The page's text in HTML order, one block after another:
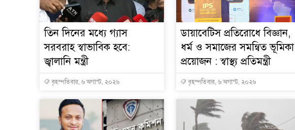
তিন দিনের মধ্যে গ্যাস
সরবরাহ স্বাভাবিক হবে:
জ্বালানি মন্ত্রী
বৃহস্পতিবার, ৬ অগাস্ট, ২০২৬
ডায়াবেটিস প্রতিরোধে বিজ্ঞান,
ধর্ম ও সমাজের সমন্বিত ভূমিকা
প্রয়োজন : স্বাস্থ্য প্রতিমন্ত্রী
বৃহস্পতিবার, ৬ অগাস্ট, ২০২৬